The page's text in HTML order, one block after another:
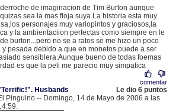
de imaginacion de Tim Burton aunque
sea la mas floja suya.La historia esta muy
personajes muy variopintos y graciosos,la
y la ambientaciion perfectas como siempre en le
burton...pero no se a ratos se me hizo un poco
y pesada debido a que en monetos puede a ser
sensiblera.Aunque bueno de todas foemas
es que la peli me parecio muy simpatica
comentar
Husbands
Le dio 6 puntos
Pinguino -- Domingo, 14 de Mayo de 2006 a las